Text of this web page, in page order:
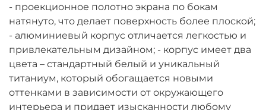
- проекционное полотно экрана по бокам
натянуто, что делает поверхность более плоской;
- алюминиевый корпус отличается легкостью и
привлекательным дизайном; - корпус имеет два
цвета – стандартный белый и уникальный
титаниум, который обогащается новыми
оттенками в зависимости от окружающего
интерьера и придает изысканности любому